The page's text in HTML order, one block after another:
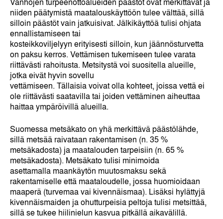
niiden päätymistä maatalouskäyttöön tulee välttää, sillä
silloin päästöt vain jatkuisivat. Jälkikäyttöä tulisi ohjata
ennallistamiseen tai
kosteikkoviljelyyn erityisesti silloin, kun jäännösturvetta
on paksu kerros. Vettämisen tukemiseen tulee varata
riittävästi rahoitusta. Metsitystä voi suositella alueille,
jotka eivät hyvin sovellu
vettämiseen. Tällaisia voivat olla kohteet, joissa vettä ei
ole riittävästi saatavilla tai joiden vettäminen aiheuttaa
haittaa ympäröivillä alueilla.
Suomessa metsäkato on yhä merkittävä päästölähde,
sillä metsää raivataan rakentamisen (n. 35 %
metsäkadosta) ja maatalouden tarpeisiin (n. 65 %
metsäkadosta). Metsäkato tulisi minimoida
asettamalla maankäytön muutosmaksu sekä
rakentamiselle että maataloudelle, jossa huomioidaan
maaperä (turvemaa vai kivennäismaa). Lisäksi hylättyjä
kivennäismaiden ja ohutturpeisia peltoja tulisi metsittää,
sillä se tukee hiilinielun kasvua pitkällä aikavälillä.